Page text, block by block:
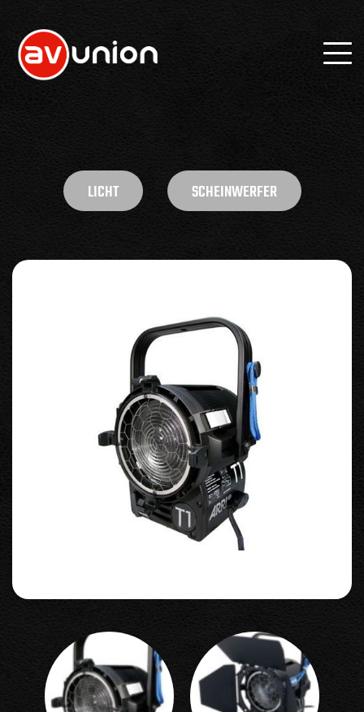
LICHT SCHEINWERFER